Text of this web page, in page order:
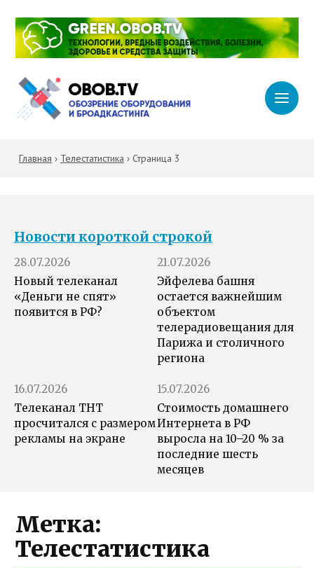
Главная › Телестатистика › Страница 3
Новости короткой строкой
28.07.2026
Новый телеканал
«Деньги не спят»
появится в РФ?
21.07.2026
Эйфелева башня
остается важнейшим
объектом
телерадиовещания для
Парижа и столичного
региона
16.07.2026
Телеканал ТНТ
просчитался с размером
рекламы на экране
15.07.2026
Стоимость домашнего
Интернета в РФ
выросла на 10–20 % за
последние шесть
месяцев
Метка:
Телестатистика